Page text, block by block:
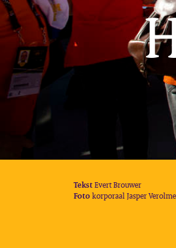
TekstEvert Brouwer
Fotokorporaal Jasper Verolme